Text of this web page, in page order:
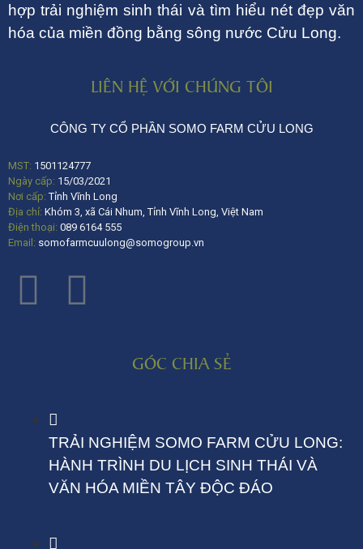
hợp trải nghiệm sinh thái và tìm hiểu nét đẹp văn
hóa của miền đồng bằng sông nước Cửu Long.
LIÊN HỆ VỚI CHÚNG TÔI
CÔNG TY CỔ PHẦN SOMO FARM CỬU LONG
MST: 1501124777
Ngày cấp: 15/03/2021
Nơi cấp:Tỉnh Vĩnh Long
Địa chỉ: Khóm 3, xã Cái Nhum, Tỉnh Vĩnh Long, Việt Nam
Điện thoại: 089 6164 555
Email: somofarmcuulong@somogroup.vn
GÓC CHIA SẺ
TRẢI NGHIỆM SOMO FARM CỬU LONG:
HÀNH TRÌNH DU LỊCH SINH THÁI VÀ
VĂN HÓA MIỀN TÂY ĐỘC ĐÁO